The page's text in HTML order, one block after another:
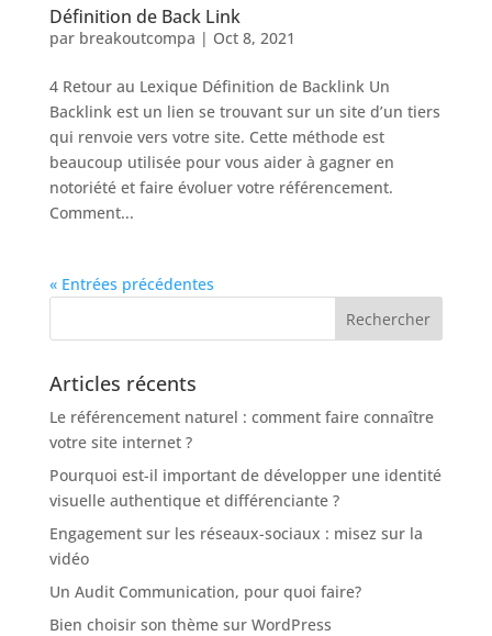
Définition de Back Link
par breakoutcompa | Oct 8, 2021
4 Retour au Lexique Définition de Backlink Un
Backlink est un lien se trouvant sur un site d’un tiers
qui renvoie vers votre site. Cette méthode est
beaucoup utilisée pour vous aider à gagner en
notoriété et faire évoluer votre référencement.
Comment...
« Entrées précédentes
Articles récents
Le référencement naturel : comment faire connaître
votre site internet ?
Pourquoi est-il important de développer une identité
visuelle authentique et différenciante ?
Engagement sur les réseaux-sociaux : misez sur la
vidéo
Un Audit Communication, pour quoi faire?
Bien choisir son thème sur WordPress